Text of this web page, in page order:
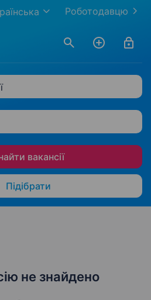
Роботодавцю
вакансії
Підібрати
не знайдено